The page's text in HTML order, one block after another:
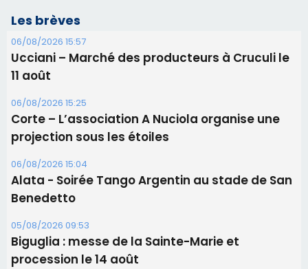
06/08/2026 15:04
Alata - Soirée Tango Argentin au stade de San
Benedetto
05/08/2026 09:53
Biguglia : messe de la Sainte-Marie et
procession le 14 août
31/07/2026 08:24
Tennis - Début ce week-end du tournoi du
RCPV
31/07/2026 08:22
82ème anniversaire de la disparition du
Commandant Antoine de Saint Exupery